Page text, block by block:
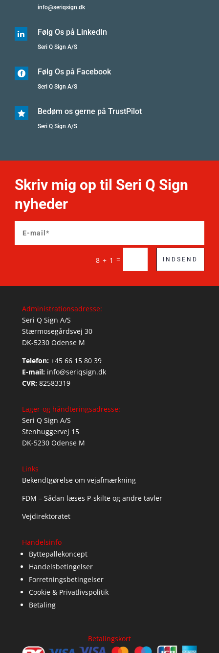
info@seriqsign.dk
 Følg Os på LinkedIn
Seri Q Sign A/S
 Følg Os på Facebook
Seri Q Sign A/S
 Bedøm os gerne på TrustPilot
Seri Q Sign A/S
Skriv mig op til Seri Q Sign
nyheder
8 + 1 = INDSEND
Administrationsadresse:
Seri Q Sign A/S
Stærmosegårdsvej 30
DK-5230 Odense M
Telefon: +45 66 15 80 39
E-mail: info@seriqsign.dk
CVR: 82583319
Lager-og håndteringsadresse:
Seri Q Sign A/S
Stenhuggervej 15
DK-5230 Odense M
Links
Bekendtgørelse om vejafmærkning
FDM – Sådan læses P-skilte og andre tavler
Vejdirektoratet
Handelsinfo
Byttepallekoncept
Handelsbetingelser
Forretningsbetingelser
Cookie & Privatlivspolitik
Betaling
Betalingskort